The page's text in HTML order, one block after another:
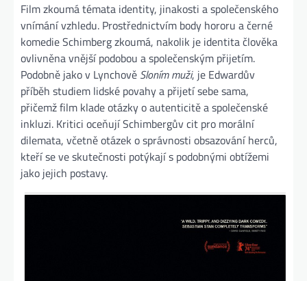
Film zkoumá témata identity, jinakosti a společenského
vnímání vzhledu. Prostřednictvím body hororu a černé
komedie Schimberg zkoumá, nakolik je identita člověka
ovlivněna vnější podobou a společenským přijetím.
Podobně jako v Lynchově Sloním muži, je Edwardův
příběh studiem lidské povahy a přijetí sebe sama,
přičemž film klade otázky o autenticitě a společenské
inkluzi. Kritici oceňují Schimbergův cit pro morální
dilemata, včetně otázek o správnosti obsazování herců,
kteří se ve skutečnosti potýkají s podobnými obtížemi
jako jejich postavy​.